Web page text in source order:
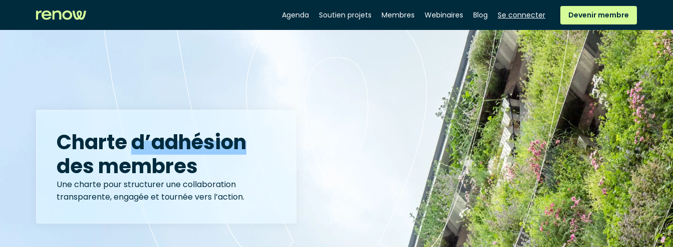
Agenda Soutien projets Membres Webinaires Blog Se connecter Devenir membre
Charted’adhésion
des membres
Une charte pour structurer une collaboration
transparente, engagée et tournée vers l’action.